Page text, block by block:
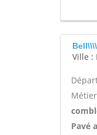
Ville :
Pavé